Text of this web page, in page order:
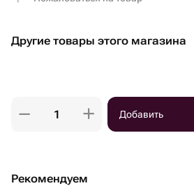
Другие товары этого магазина
Добавить
Рекомендуем